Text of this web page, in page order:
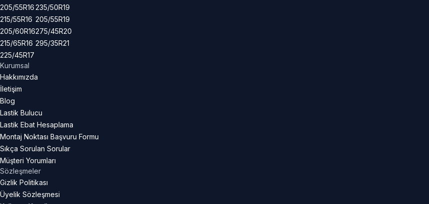
205/55R16
215/55R16
205/60R16
215/65R16
225/45R17
235/50R19
205/55R19
275/45R20
295/35R21
Kurumsal
Hakkımızda
İletişim
Blog
Lastik Bulucu
Lastik Ebat Hesaplama
Montaj Noktası Başvuru Formu
Sıkça Sorulan Sorular
Müşteri Yorumları
Sözleşmeler
Gizlik Politikası
Üyelik Sözleşmesi